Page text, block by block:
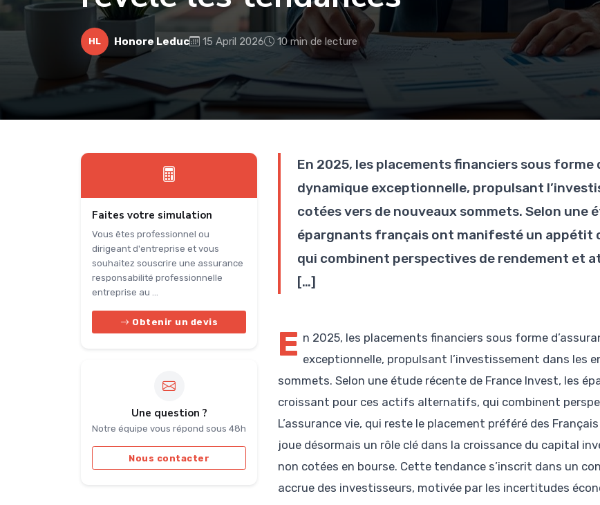
HL Honore Leduc 15 April 2026 10 min de lecture
Faites votre simulation
Vous êtes professionnel ou
dirigeant d'entreprise et vous
souhaitez souscrire une assurance
responsabilité professionnelle
entreprise au ...
Obtenir un devis
Une question ?
Notre équipe vous répond sous 48h
Nous contacter
En 2025, les placements financiers sous forme
dynamique exceptionnelle, propulsant
cotées vers de nouveaux sommets. Selon une
épargnants français ont manifesté un
qui combinent perspectives de rendement et
[…]
E n 2025, les placements financiers sous forme
exceptionnelle, propulsant l’investissement dans les
sommets. Selon une étude récente de France Invest, les
croissant pour ces actifs alternatifs, qui combinent
L’assurance vie, qui reste le placement préféré des
joue désormais un rôle clé dans la croissance du capital
non cotées en bourse. Cette tendance s’inscrit dans un
accrue des investisseurs, motivée par les incertitudes